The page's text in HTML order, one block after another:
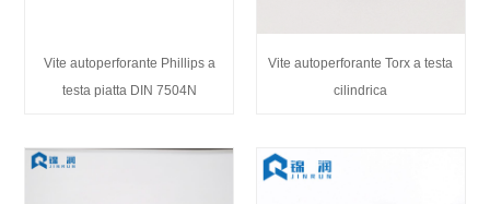
Vite autoperforante Phillips a
testa piatta DIN 7504N
Vite autoperforante Torx a testa
cilindrica